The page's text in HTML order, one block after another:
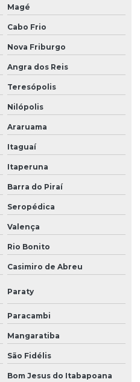
Magé
Cabo Frio
Nova Friburgo
Angra dos Reis
Teresópolis
Nilópolis
Araruama
Itaguaí
Itaperuna
Barra do Piraí
Seropédica
Valença
Rio Bonito
Casimiro de Abreu
Paraty
Paracambi
Mangaratiba
São Fidélis
Bom Jesus do Itabapoana